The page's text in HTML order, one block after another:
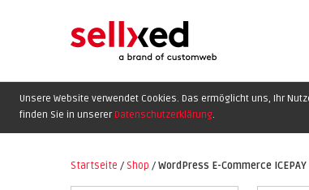
Unsere Website verwendet Cookies. Das ermöglicht uns, Ihr
finden Sie in unserer Datenschutzerklärung.
Startseite / Shop /WordPress E-Commerce